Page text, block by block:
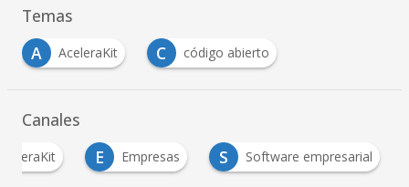
Temas
A
AceleraKit C código abierto
Canales
E Empresas S Software empresarial